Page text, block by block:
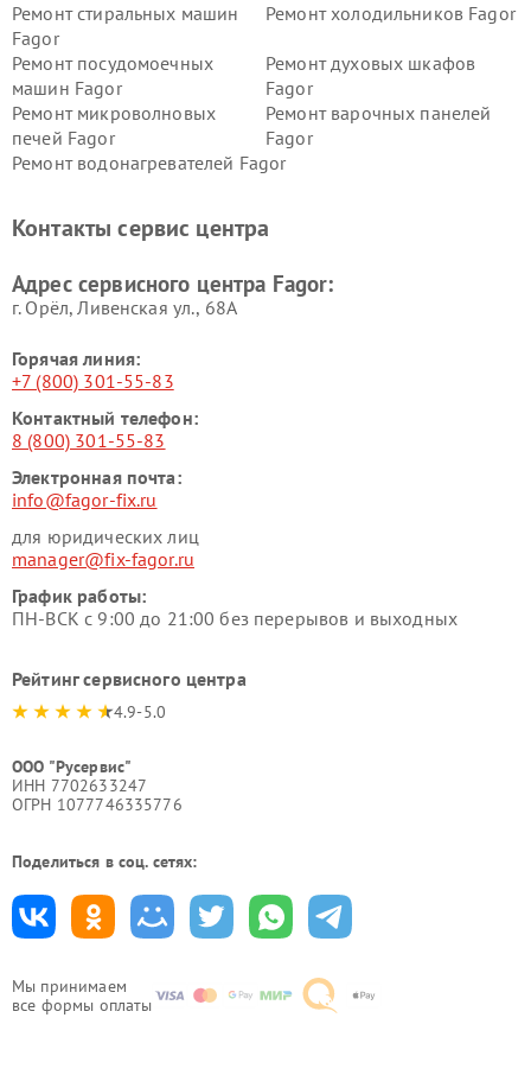
Мы принимаем
все формы оплаты
Ремонт стиральных машин
Fagor
Ремонт холодильников Fagor
Ремонт посудомоечных
машин Fagor
Ремонт духовых шкафов
Fagor
Ремонт микроволновых
печей Fagor
Ремонт варочных панелей
Fagor
Ремонт водонагревателей Fagor
Контакты сервис центра
Адрес сервисного центра Fagor:
г. Орёл, Ливенская ул., 68А
Горячая линия:
+7 (800) 301-55-83
Контактный телефон:
8 (800) 301-55-83
Электронная почта:
info@fagor-fix.ru
для юридических лиц
manager@fix-fagor.ru
График работы:
ПН-ВСК с 9:00 до 21:00 без перерывов и выходных
Рейтинг сервисного центра
4.9-5.0
ООО "Русервис"
ИНН 7702633247
ОГРН 1077746335776
Поделиться в соц. сетях: